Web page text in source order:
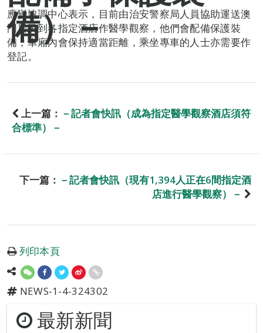
備）－
應變協調中心表示，目前由治安警察局人員協助運送澳
門居民到各指定酒店作醫學觀察，他們會配備保護裝
備，車廂內會保持適當距離，乘坐專車的人士亦需要作
登記。
上一篇： －記者會快訊（成為指定醫學觀察酒店須符
合標準）－
下一篇： －記者會快訊（現有1,394人正在6間指定酒
店進行醫學觀察）－
列印本頁
NEWS-1-4-324302
最新新聞